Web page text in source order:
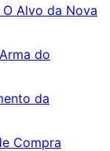
Alvo da Nova
do
da
Compra